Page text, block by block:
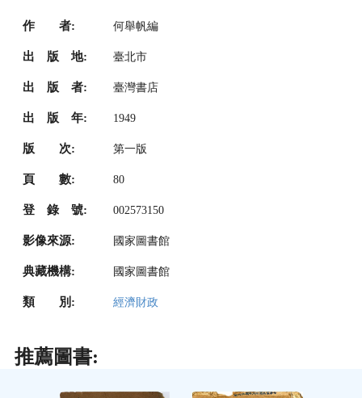
作 者: 何舉帆編
出 版 地: 臺北市
出 版 者: 臺灣書店
出 版 年: 1949
版 次: 第一版
頁 數: 80
登 錄 號: 002573150
影像來源: 國家圖書館
典藏機構: 國家圖書館
類 別: 經濟財政
推薦圖書: